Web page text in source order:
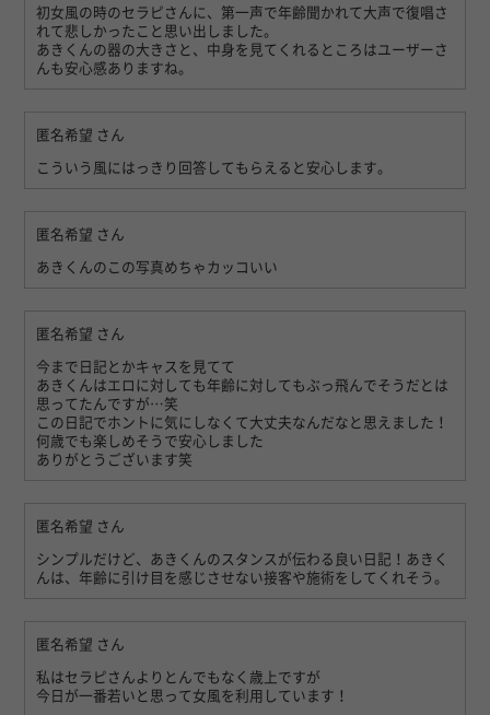
初女風の時のセラピさんに、第一声で年齢聞かれて大声で復唱さ
れて悲しかったこと思い出しました。
あきくんの器の大きさと、中身を見てくれるところはユーザーさ
んも安心感ありますね。
匿名希望 さん
こういう風にはっきり回答してもらえると安心します。
匿名希望 さん
あきくんのこの写真めちゃカッコいい
匿名希望 さん
今まで日記とかキャスを見てて
あきくんはエロに対しても年齢に対してもぶっ飛んでそうだとは
思ってたんですが…笑
この日記でホントに気にしなくて大丈夫なんだなと思えました！
何歳でも楽しめそうで安心しました
ありがとうございます笑
匿名希望 さん
シンプルだけど、あきくんのスタンスが伝わる良い日記！あきく
んは、年齢に引け目を感じさせない接客や施術をしてくれそう。
匿名希望 さん
私はセラピさんよりとんでもなく歳上ですが
今日が一番若いと思って女風を利用しています！